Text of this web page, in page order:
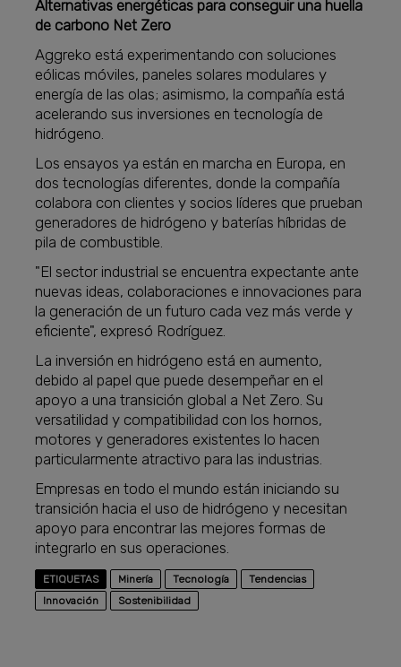
Alternativas energéticas para conseguir una huella
de carbono Net Zero
Aggreko está experimentando con soluciones
eólicas móviles, paneles solares modulares y
energía de las olas; asimismo, la compañía está
acelerando sus inversiones en tecnología de
hidrógeno.
Los ensayos ya están en marcha en Europa, en
dos tecnologías diferentes, donde la compañía
colabora con clientes y socios líderes que prueban
generadores de hidrógeno y baterías híbridas de
pila de combustible.
"El sector industrial se encuentra expectante ante
nuevas ideas, colaboraciones e innovaciones para
la generación de un futuro cada vez más verde y
eficiente", expresó Rodríguez.
La inversión en hidrógeno está en aumento,
debido al papel que puede desempeñar en el
apoyo a una transición global a Net Zero. Su
versatilidad y compatibilidad con los hornos,
motores y generadores existentes lo hacen
particularmente atractivo para las industrias.
Empresas en todo el mundo están iniciando su
transición hacia el uso de hidrógeno y necesitan
apoyo para encontrar las mejores formas de
integrarlo en sus operaciones.
ETIQUETAS Minería Tecnología
Tendencias
Innovación
Sostenibilidad